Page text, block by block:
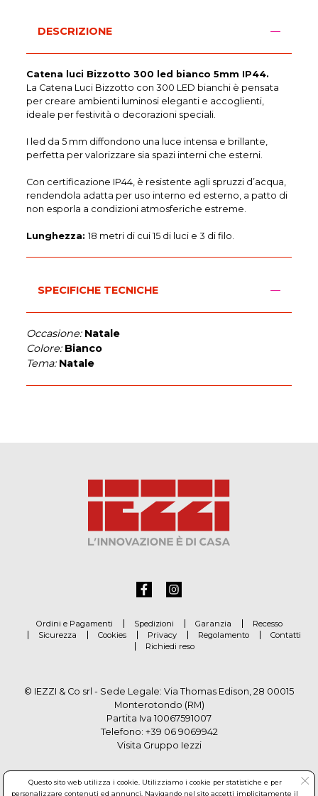
DESCRIZIONE
Catena luci Bizzotto 300 led bianco 5mm IP44.
La Catena Luci Bizzotto con 300 LED bianchi è pensata
per creare ambienti luminosi eleganti e accoglienti,
ideale per festività o decorazioni speciali.
I led da 5 mm diffondono una luce intensa e brillante,
perfetta per valorizzare sia spazi interni che esterni.
Con certificazione IP44, è resistente agli spruzzi d’acqua,
rendendola adatta per uso interno ed esterno, a patto di
non esporla a condizioni atmosferiche estreme.
Lunghezza:18 metri di cui 15 di luci e 3 di filo.
SPECIFICHE TECNICHE
Occasione: Natale
Colore: Bianco
Tema: Natale
Ordini e Pagamenti Spedizioni Garanzia
Recesso
Sicurezza
Cookies Privacy Regolamento
Contatti
Richiedi reso
© IEZZI & Co srl - Sede Legale: Via Thomas Edison, 28 00015
Monterotondo (RM)
Partita Iva 10067591007
Telefono: +39 06 9069942
Visita Gruppo Iezzi
Questo sito web utilizza i cookie. Utilizziamo i cookie per statistiche e per
personalizzare contenuti ed annunci. Navigando nel sito accetti implicitamente il